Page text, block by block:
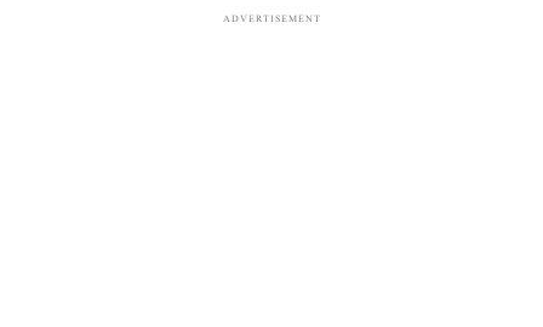
ADVERTISEMENT